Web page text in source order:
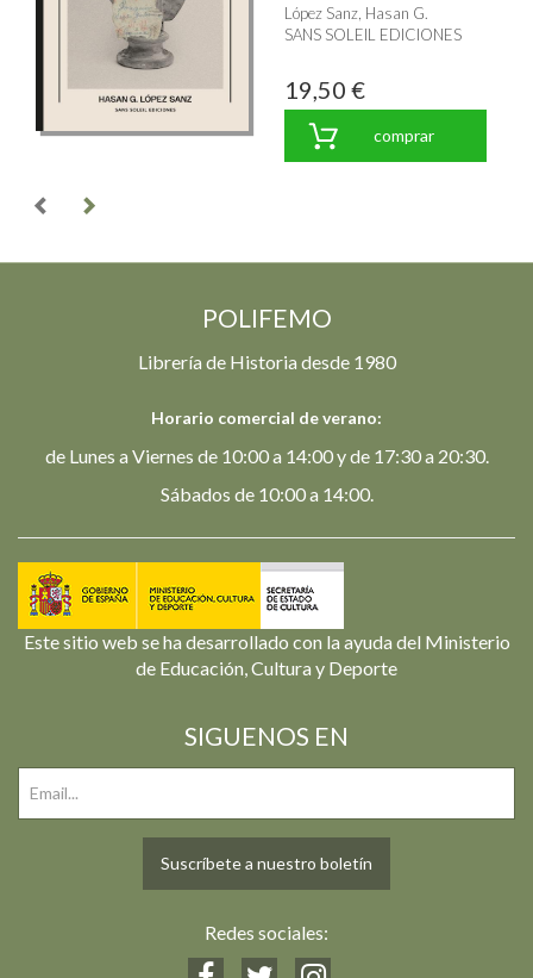
López Sanz, Hasan G.
SANS SOLEIL EDICIONES
19,50 €
comprar
POLIFEMO
Librería de Historia desde 1980
Horario comercial de verano:
de Lunes a Viernes de 10:00 a 14:00 y de 17:30 a 20:30.
Sábados de 10:00 a 14:00.
Este sitio web se ha desarrollado con la ayuda del Ministerio
de Educación, Cultura y Deporte
SIGUENOS EN
Suscríbete a nuestro boletín
Redes sociales: